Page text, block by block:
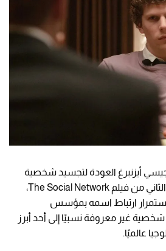
أيزنبرغ العودة لتجسيد شخصية
في الجزء الثاني من فيلم The Social Network،
ارتباط اسمه بمؤسس
غير معروفة نسبيًا إلى أحد أبرز
عالميًا.